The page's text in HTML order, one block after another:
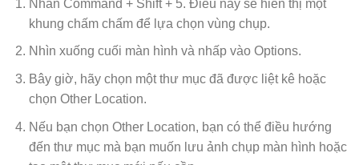
Nhấn Command + Shift + 5. Điều này sẽ hiển thị một
khung chấm chấm để lựa chọn vùng chụp.
Nhìn xuống cuối màn hình và nhấp vào Options.
Bây giờ, hãy chọn một thư mục đã được liệt kê hoặc
chọn Other Location.
Nếu bạn chọn Other Location, bạn có thể điều hướng
đến thư mục mà bạn muốn lưu ảnh chụp màn hình hoặc